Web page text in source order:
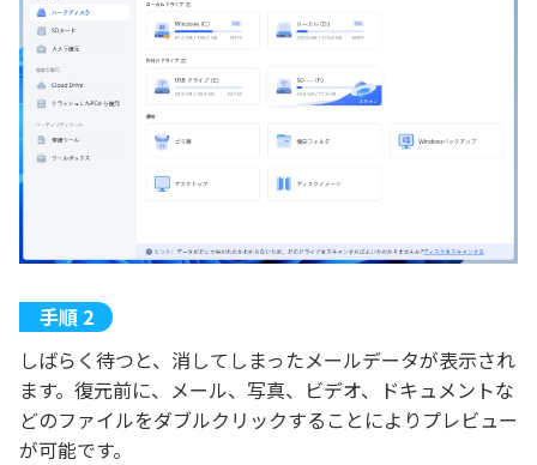
しばらく待つと、消してしまったメールデータが表示され
ます。復元前に、メール、写真、ビデオ、ドキュメントな
どのファイルをダブルクリックすることによりプレビュー
が可能です。